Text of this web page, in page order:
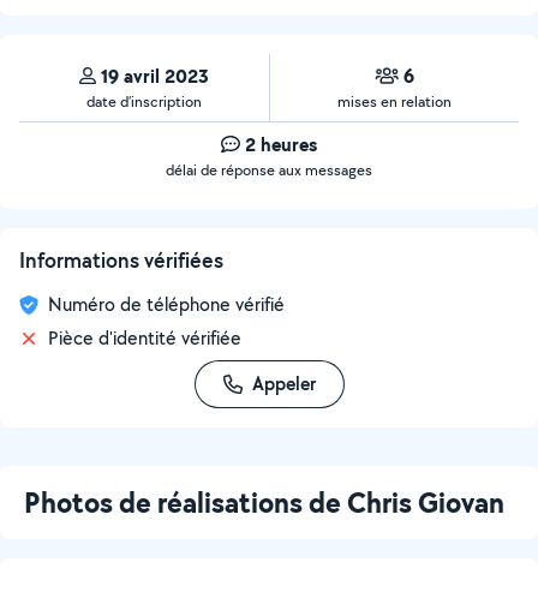
19 avril 2023
date d’inscription
6
mises en relation
2 heures
délai de réponse aux messages
Informations vérifiées
Numéro de téléphone vérifié
Pièce d'identité vérifiée
Appeler
Photos de réalisations de Chris Giovan